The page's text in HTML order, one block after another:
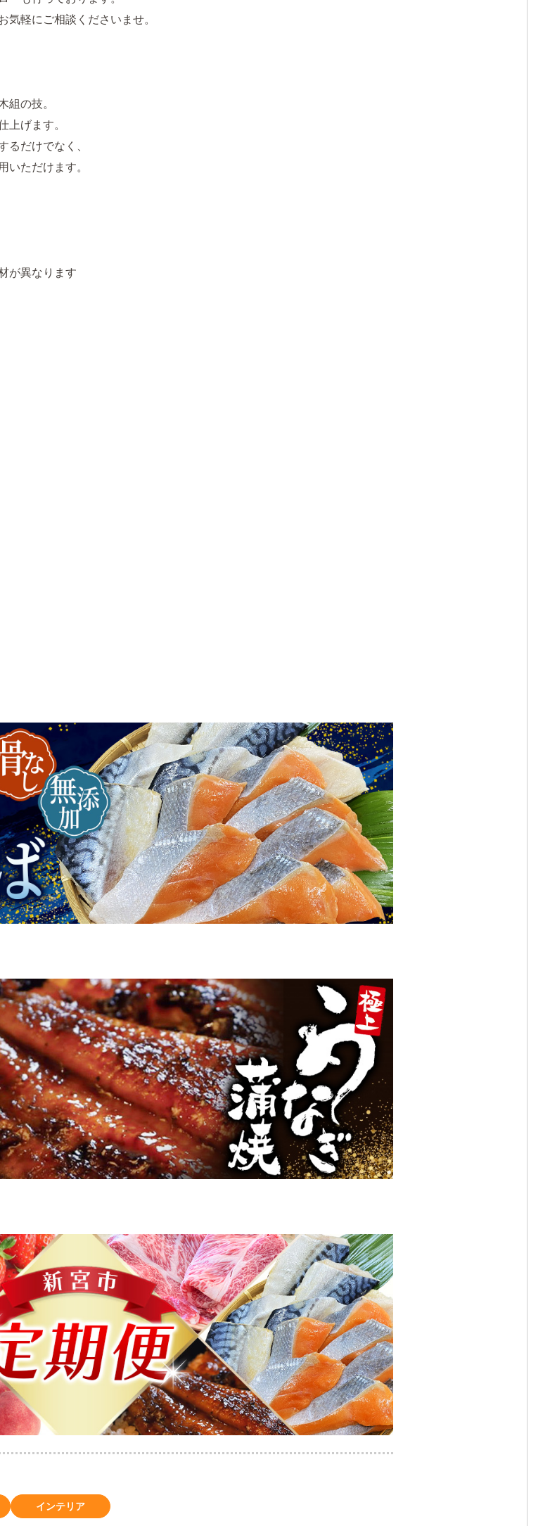
気軽にご相談くださいませ。
組の技。
上げます。
だけでなく、
ただけます。
が異なります
インテリア